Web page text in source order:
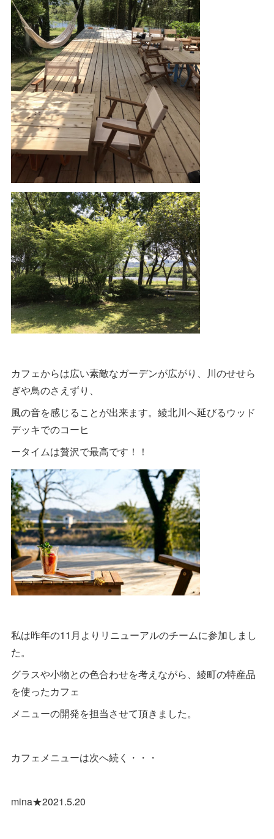
カフェからは広い素敵なガーデンが広がり、川のせせら
ぎや鳥のさえずり、
風の音を感じることが出来ます。綾北川へ延びるウッド
デッキでのコーヒ
ータイムは贅沢で最高です！！
私は昨年の11月よりリニューアルのチームに参加しまし
た。
グラスや小物との色合わせを考えながら、綾町の特産品
を使ったカフェ
メニューの開発を担当させて頂きました。
カフェメニューは次へ続く・・・
mina★2021.5.20